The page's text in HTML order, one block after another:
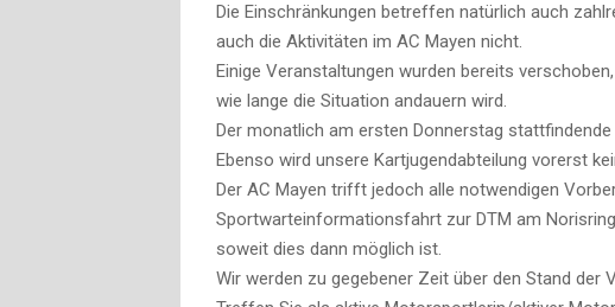
Die Einschränkungen betreffen natürlich auch
auch die Aktivitäten im AC Mayen nicht.
Einige Veranstaltungen wurden bereits
wie lange die Situation andauern wird.
Der monatlich am ersten Donnerstag
Ebenso wird unsere Kartjugendabteilung vorerst
Der AC Mayen trifft jedoch alle notwendigen
Sportwarteinformationsfahrt zur DTM am
soweit dies dann möglich ist.
Wir werden zu gegebener Zeit über den Stand der